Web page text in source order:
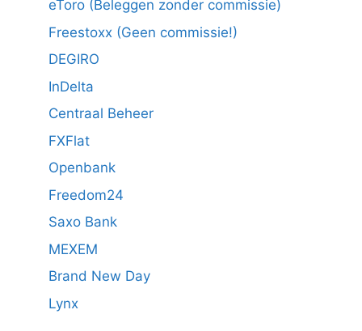
eToro (Beleggen zonder commissie)
Freestoxx (Geen commissie!)
DEGIRO
InDelta
Centraal Beheer
FXFlat
Openbank
Freedom24
Saxo Bank
MEXEM
Brand New Day
Lynx